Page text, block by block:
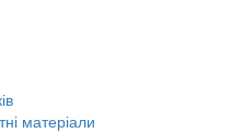
матеріали